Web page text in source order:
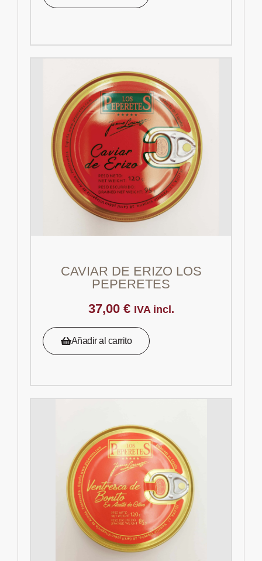
CAVIAR DE ERIZO LOS
PEPERETES
37,00 € IVA incl.
Añadir al carrito